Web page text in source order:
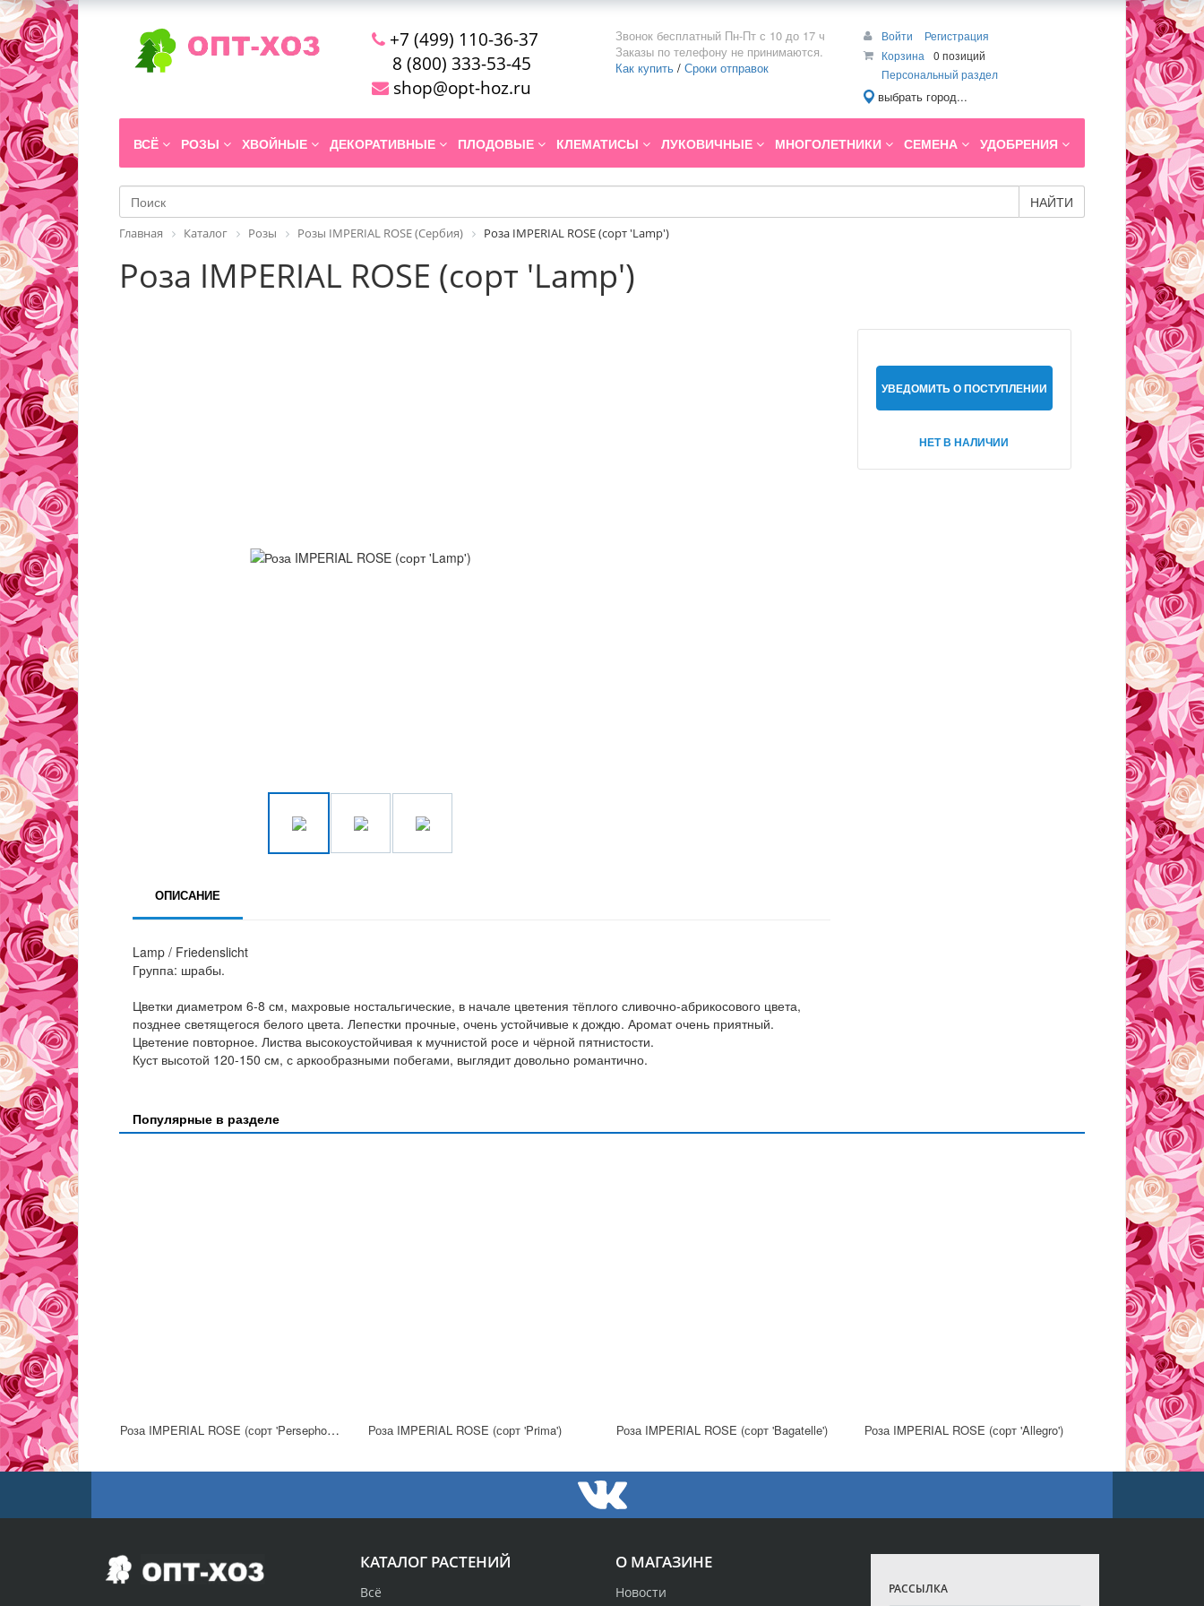
+7 (499) 110-36-37
8 (800) 333-53-45
shop@opt-hoz.ru
Звонок бесплатный Пн-Пт с 10 до 17 ч
Заказы по телефону не принимаются.
Как купить / Сроки отправок
Войти
Регистрация
Корзина
0 позиций
Персональный раздел
выбрать город...
ВСЁ РОЗЫ ХВОЙНЫЕ ДЕКОРАТИВНЫЕ ПЛОДОВЫЕ КЛЕМАТИСЫ ЛУКОВИЧНЫЕ МНОГОЛЕТНИКИ СЕМЕНА УДОБРЕНИЯ
НАЙТИ
Главная Каталог Розы Розы IMPERIAL ROSE (Сербия) Роза IMPERIAL ROSE (сорт 'Lamp')
Роза IMPERIAL ROSE (сорт 'Lamp')
УВЕДОМИТЬ О ПОСТУПЛЕНИИ
НЕТ В НАЛИЧИИ
ОПИСАНИЕ
Lamp / Friedenslicht
Группа: шрабы.
Цветки диаметром 6-8 см, махровые ностальгические, в начале цветения тёплого сливочно-абрикосового цвета,
позднее светящегося белого цвета. Лепестки прочные, очень устойчивые к дождю. Аромат очень приятный.
Цветение повторное. Листва высокоустойчивая к мучнистой росе и чёрной пятнистости.
Куст высотой 120-150 см, с аркообразными побегами, выглядит довольно романтично.
Популярные в разделе
Роза IMPERIAL ROSE (сорт 'Persephony') Роза IMPERIAL ROSE (сорт 'Prima') Роза IMPERIAL ROSE (сорт 'Bagatelle') Роза IMPERIAL ROSE (сорт 'Allegro')
О МАГАЗИНЕ
Новости
КАТАЛОГ РАСТЕНИЙ
Всё РАССЫЛКА